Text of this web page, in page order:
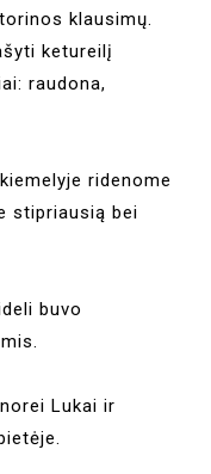
klausimų.
ketureilį
raudona,
ridenome
stipriausią bei
buvo
Lukai ir